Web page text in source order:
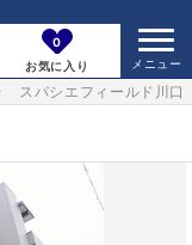
0
お気に入り
スパシエフィールド川口